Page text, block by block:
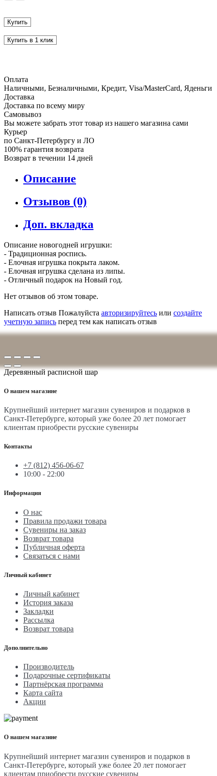
Купить
Купить в 1 клик
Оплата
Наличными, Безналичными, Кредит, Visa/MasterCard, Яденьги
Доставка
Доставка по всему миру
Самовывоз
Вы можете забрать этот товар из нашего магазина сами
Курьер
по Санкт-Петербургу и ЛО
100% гарантия возврата
Возврат в течении 14 дней
Описание
Отзывов (0)
Доп. вкладка
Описание новогодней игрушки:
- Традиционная роспись.
- Елочная игрушка покрыта лаком.
- Елочная игрушка сделана из липы.
- Отличный подарок на Новый год.
Нет отзывов об этом товаре.
Написать отзыв Пожалуйста авторизируйтесь или создайте
учетную запись перед тем как написать отзыв
Деревянный расписной шар
О нашем магазине
Крупнейший интернет магазин сувениров и подарков в
Санкт-Петербурге, который уже более 20 лет помогает
клиентам приобрести русские сувениры
Контакты
+7 (812) 456-06-67
10:00 - 22:00
Информация
О нас
Правила продажи товара
Сувениры на заказ
Возврат товара
Публичная оферта
Связаться с нами
Личный кабинет
Личный кабинет
История заказа
Закладки
Рассылка
Возврат товара
Дополнительно
Производитель
Подарочные сертификаты
Партнёрская программа
Карта сайта
Акции
О нашем магазине
Крупнейший интернет магазин сувениров и подарков в
Санкт-Петербурге, который уже более 20 лет помогает
клиентам приобрести русские сувениры